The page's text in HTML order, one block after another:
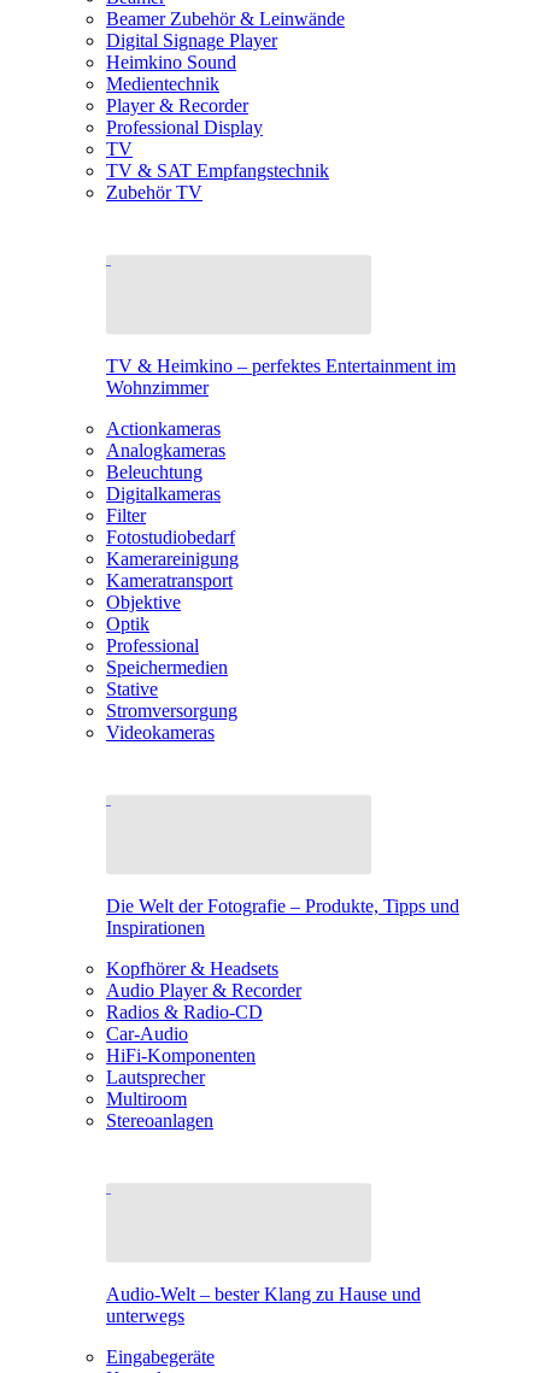
Beamer Zubehör & Leinwände
Digital Signage Player
Heimkino Sound
Medientechnik
Player & Recorder
Professional Display
TV
TV & SAT Empfangstechnik
Zubehör TV
TV & Heimkino – perfektes Entertainment im
Wohnzimmer
Actionkameras
Analogkameras
Beleuchtung
Digitalkameras
Filter
Fotostudiobedarf
Kamerareinigung
Kameratransport
Objektive
Optik
Professional
Speichermedien
Stative
Stromversorgung
Videokameras
Die Welt der Fotografie – Produkte, Tipps und
Inspirationen
Kopfhörer & Headsets
Audio Player & Recorder
Radios & Radio-CD
Car-Audio
HiFi-Komponenten
Lautsprecher
Multiroom
Stereoanlagen
Audio-Welt – bester Klang zu Hause und
unterwegs
Eingabegeräte